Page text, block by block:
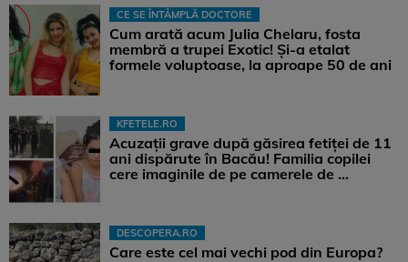
CE SE ÎNTÂMPLĂ DOCTORE
Cum arată acum Julia Chelaru, fosta
membră a trupei Exotic! Și-a etalat
formele voluptoase, la aproape 50 de ani
KFETELE.RO
Acuzații grave după găsirea fetiței de 11
ani dispărute în Bacău! Familia copilei
cere imaginile de pe camerele de ...
DESCOPERA.RO
Care este cel mai vechi pod din Europa?